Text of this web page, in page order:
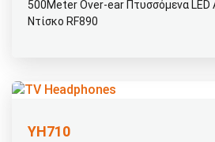
500Meter Over-ear Πτυσσόμενα
Ντίσκο RF890
ΥΗ710